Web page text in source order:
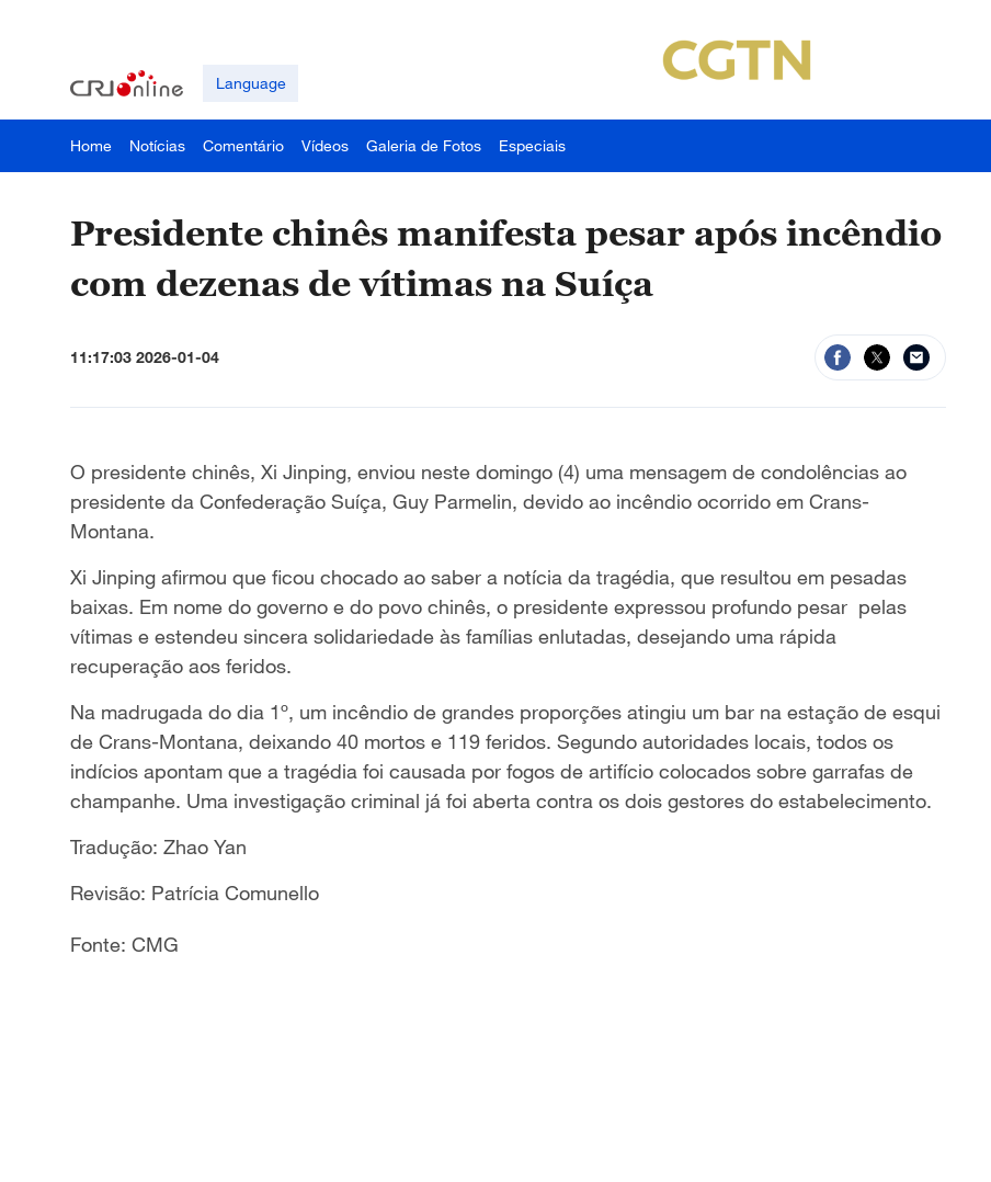
Language
Home Notícias Comentário Vídeos Galeria de Fotos Especiais
Presidente chinês manifesta pesar após incêndio
com dezenas de vítimas na Suíça
11:17:03 2026-01-04
O presidente chinês, Xi Jinping, enviou neste domingo (4) uma mensagem de condolências ao
presidente da Confederação Suíça, Guy Parmelin, devido ao incêndio ocorrido em Crans-
Montana.
Xi Jinping afirmou que ficou chocado ao saber a notícia da tragédia, que resultou em pesadas
baixas. Em nome do governo e do povo chinês, o presidente expressou profundo pesar pelas
vítimas e estendeu sincera solidariedade às famílias enlutadas, desejando uma rápida
recuperação aos feridos.
Na madrugada do dia 1º, um incêndio de grandes proporções atingiu um bar na estação de esqui
de Crans-Montana, deixando 40 mortos e 119 feridos. Segundo autoridades locais, todos os
indícios apontam que a tragédia foi causada por fogos de artifício colocados sobre garrafas de
champanhe. Uma investigação criminal já foi aberta contra os dois gestores do estabelecimento.
Tradução: Zhao Yan
Revisão: Patrícia Comunello
Fonte: CMG